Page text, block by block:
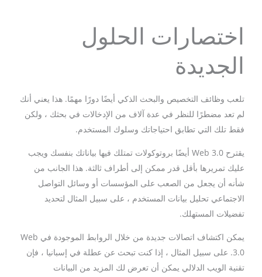
اختصارات الحلول
الجديدة
تلعب وظائف التخصيص والبحث الذكي أيضًا دورًا مهمًا. هذا يعني أنك
لم تعد مضطرًا للنظر في عدة آلاف من الإدخالات في بحثك ، ولكن
فقط تلك التي تطابق احتياجاتك وسلوك المستخدم.
يقترح Web 3.0 أيضًا بروتوكولات تمتلك فيها بياناتك بنفسك ويجب
عليك تمريرها بأقل قدر ممكن إلى أطراف ثالثة. هذا الجانب من
شأنه أن يجعل من الصعب على المؤسسات أو وسائل التواصل
الاجتماعي تحليل بيانات المستخدم ، على سبيل المثال لتحديد
تفضيلات المستهلك.
يمكن اكتشاف اتصالات جديدة من خلال الروابط الموجودة في Web
3.0. على سبيل المثال ، إذا كنت تبحث عن عطلة في إسبانيا ، فإن
تقنية الويب الدلالي يمكن أن تعرض لك المزيد من البيانات